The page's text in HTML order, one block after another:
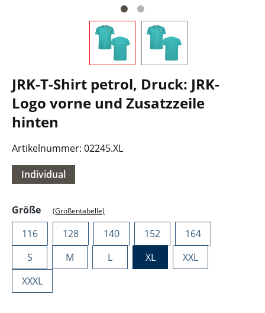
JRK-T-Shirt petrol, Druck: JRK-
Logo vorne und Zusatzzeile
hinten
Artikelnummer: 02245.XL
Individual
Größeauswählen
(Größentabelle)
116 128 140 152
164
S
M L XL
XXL
XXXL